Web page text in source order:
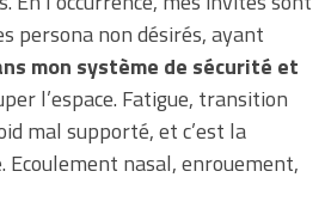
persona non désirés, ayant
mon système de sécurité et
l’espace. Fatigue, transition
mal supporté, et c’est la
Ecoulement nasal, enrouement,